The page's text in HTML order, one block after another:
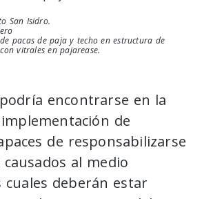
San Isidro.
pacas de paja y techo en estructura de
vitrales en pajarease.
encontrarse en la
de
de responsabilizarse
al medio
cuales deberán estar